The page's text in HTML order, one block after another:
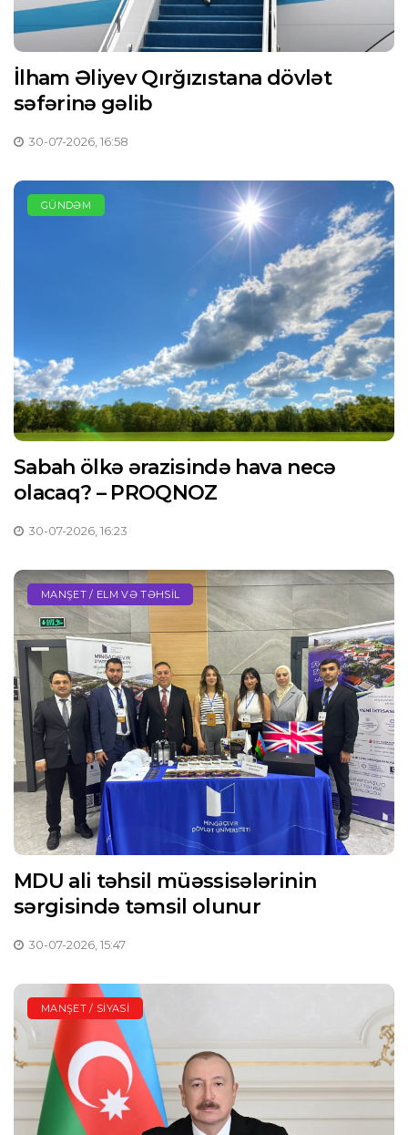
İlham Əliyev Qırğızıstana dövlət
səfərinə gəlib
30-07-2026, 16:58
GÜNDƏM
Sabah ölkə ərazisində hava necə
olacaq? – PROQNOZ
30-07-2026, 16:23
MANŞET / ELM VƏ TƏHSIL
MDU ali təhsil müəssisələrinin
sərgisində təmsil olunur
30-07-2026, 15:47
MANŞET / SIYASI